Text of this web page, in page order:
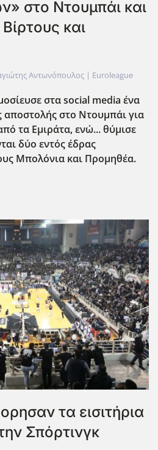
στο Ντουμπάι και
Βίρτους και
Αντωνόπουλος | Euroleague
στα social media ένα
αποστολής στο Ντουμπάι για
τα Εμιράτα, ενώ... θύμισε
δύο εντός έδρας
Μπολόνια και Προμηθέα.
τα εισιτήρια
Σπόρτινγκ